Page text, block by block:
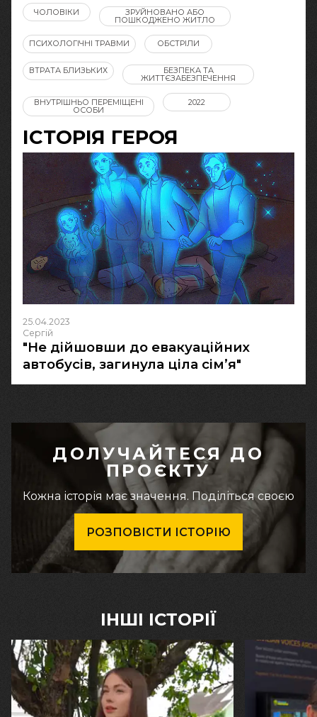
ЧОЛОВІКИ ЗРУЙНОВАНО АБО
ПОШКОДЖЕНО ЖИТЛО
ПСИХОЛОГІЧНІ ТРАВМИ ОБСТРІЛИ
ВТРАТА БЛИЗЬКИХ БЕЗПЕКА ТА
ЖИТТЄЗАБЕЗПЕЧЕННЯ
ВНУТРІШНЬО ПЕРЕМІЩЕНІ
ОСОБИ
2022
ІСТОРІЯ ГЕРОЯ
25.04.2023
Сергій
"Не дійшовши до евакуаційних
автобусів, загинула ціла сім’я"
ДОЛУЧАЙТЕСЯ ДО
ПРОЄКТУ
Кожна історія має значення. Поділіться своєю
РОЗПОВІСТИ ІСТОРІЮ
ІНШІ ІСТОРІЇ